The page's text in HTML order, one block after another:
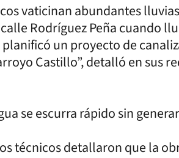
vaticinan abundantes
Rodríguez Peña cuando
un proyecto de
Castillo”, detalló en sus
se escurra rápido sin
técnicos detallaron que la